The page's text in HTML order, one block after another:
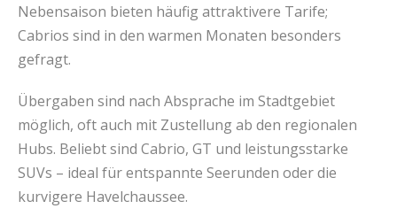
Nebensaison bieten häufig attraktivere Tarife;
Cabrios sind in den warmen Monaten besonders
gefragt.
Übergaben sind nach Absprache im Stadtgebiet
möglich, oft auch mit Zustellung ab den regionalen
Hubs. Beliebt sind Cabrio, GT und leistungsstarke
SUVs – ideal für entspannte Seerunden oder die
kurvigere Havelchaussee.